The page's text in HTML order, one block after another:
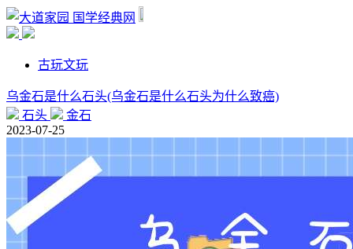
国学经典网
古玩文玩
乌金石是什么石头(乌金石是什么石头为什么致癌)
石头
金石
2023-07-25